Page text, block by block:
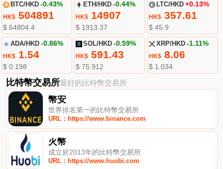
BTC/HKD -0.43%
HK$504891
$ 64804.4
ETH/HKD -0.44%
HK$ 14907
$ 1913.37
LTC/HKD +0.13%
HK$357.61
$ 45.9
ADA/HKD -0.86%
HK$1.54
$ 0.198
SOL/HKD -0.59%
HK$ 591.43
$ 75.912
XRP/HKD -1.11%
HK$8.06
$ 1.034
比特幣交易所最好的比特幣交易所
幣安
世界排名第一的比特幣交易所
URL：https://www.binance.com
火幣
成立於2013年的比特幣交易所
URL：https://www.huobi.com